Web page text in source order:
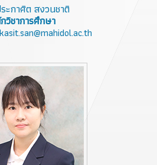
ะกาศิต สงวนชาติ
วิชาการศึกษา